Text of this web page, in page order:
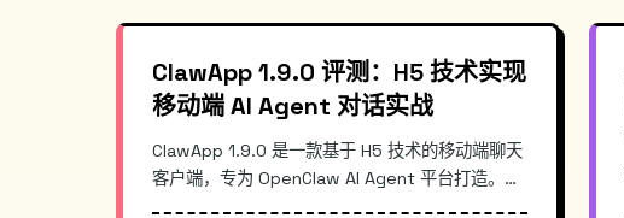
ClawApp 1.9.0 评测：H5 技术实现
移动端 AI Agent 对话实战
ClawApp 1.9.0 是一款基于 H5 技术的移动端聊天
客户端，专为 OpenClaw AI Agent 平台打造。项